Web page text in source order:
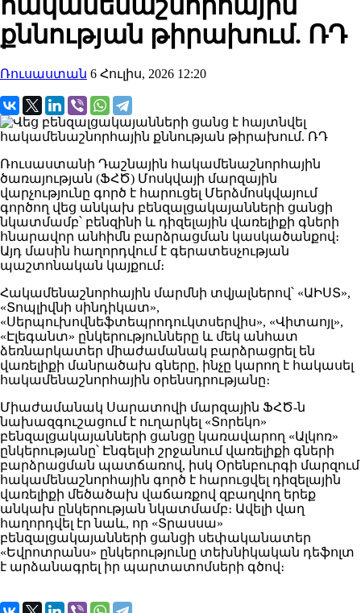
հակամենաշնորհային
քննության թիրախում. ՌԴ
Ռուսաստան 6 Հուլիս, 2026 12:20
Ռուսաստանի Դաշնային հակամենաշնորհային
ծառայության (ՖՀԾ) Մոսկվայի մարզային
վարչությունը գործ է հարուցել Մերձմոսկվայում
գործող վեց անկախ բենզալցակայանների ցանցի
նկատմամբ՝ բենզինի և դիզելային վառելիքի գների
հնարավոր անհիմն բարձրացման կասկածանքով։
Այդ մասին հաղորդվում է գերատեսչության
պաշտոնական կայքում։
Հակամենաշնորհային մարմնի տվյալներով՝ «ԱԻՍՏ»,
«Տոպլիվնի սինդիկատ»,
«Սերպուխովնեֆտեպրոդուկտսերվիս», «Վիտաոյլ»,
«Էլեգանտ» ընկերությունները և մեկ անհատ
ձեռնարկատեր միաժամանակ բարձրացրել են
վառելիքի մանրածախ գները, ինչը կարող է հակասել
հակամենաշնորհային օրենսդրությանը։
Միաժամանակ Սարատովի մարզային ՖՀԾ-ն
նախազգուշացում է ուղարկել «Տորեկո»
բենզալցակայանների ցանցը կառավարող «Ալկոռ»
ընկերությանը՝ Էնգելսի շրջանում վառելիքի գների
բարձրացման պատճառով, իսկ Օրենբուրգի մարզում
հակամենաշնորհային գործ է հարուցվել դիզելային
վառելիքի մեծածախ վաճառքով զբաղվող երեք
անկախ ընկերության նկատմամբ։ Ավելի վաղ
հաղորդվել էր նաև, որ «Տրասսա»
բենզալցակայանների ցանցի սեփականատեր
«Եվրոտրանս» ընկերությունը տեխնիկական դեֆոլտ
է արձանագրել իր պարտատոմսերի գծով։